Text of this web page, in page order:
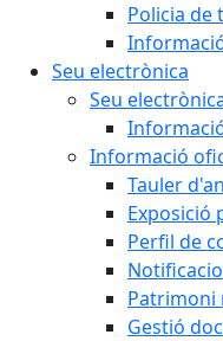
Policia de
Seu electrònica
Seu
Informació
Tauler
Exposició
Perfil de
Patrimoni
Gestió